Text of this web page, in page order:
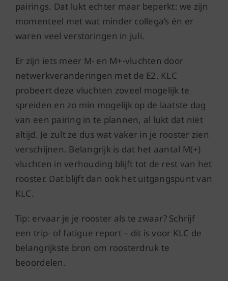
pairings. Dat lukt echter maar beperkt: we zijn
momenteel met wat minder collega’s én er
waren veel verstoringen in juli.
Er zijn iets meer M- en M+-vluchten door
netwerkveranderingen met de E2. KLC
probeert deze vluchten zoveel mogelijk te
spreiden en zo min mogelijk op de laatste dag
van een pairing in te plannen, al lukt dat niet
altijd. Je zult ze dus wat vaker in je rooster zien
verschijnen. Belangrijk is dat het aantal M(+)
vluchten in verhouding blijft tot de rest van het
rooster. Dat blijft dan ook het uitgangspunt van
KLC.
Tip: ervaar je je rooster als te zwaar? Schrijf
een trip- of fatigue report – dit is voor KLC de
belangrijkste bron om roosterdruk te
beoordelen.